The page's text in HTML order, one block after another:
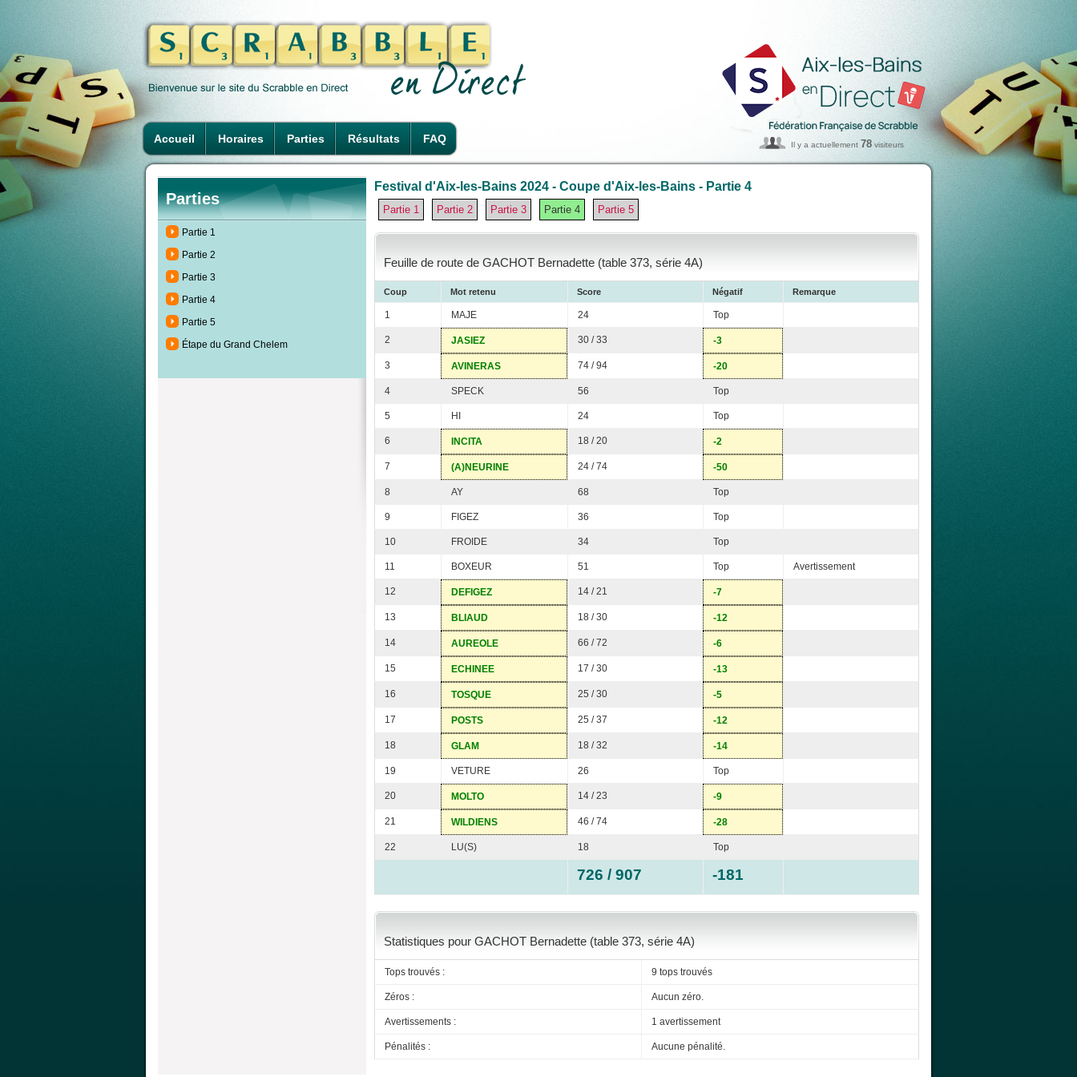
Accueil Horaires Parties Résultats FAQ Il y a actuellement 78 visiteurs
Parties
Partie 1
Partie 2
Partie 3
Partie 4
Partie 5
Étape du Grand Chelem
Festival d'Aix-les-Bains 2024 - Coupe d'Aix-les-Bains - Partie 4
Partie 1 Partie 2 Partie 3 Partie 4 Partie 5
Feuille de route de GACHOT Bernadette (table 373, série 4A)
Coup Mot retenu Score Négatif Remarque
1 MAJE 24 Top
2 JASIEZ 30 / 33 -3
3 AVINERAS 74 / 94 -20
4 SPECK 56 Top
5 HI 24 Top
6 INCITA 18 / 20 -2
7 (A)NEURINE 24 / 74 -50
8 AY 68 Top
9 FIGEZ 36 Top
10 FROIDE 34 Top
11 BOXEUR 51 Top Avertissement
12 DEFIGEZ 14 / 21 -7
13 BLIAUD 18 / 30 -12
14 AUREOLE 66 / 72 -6
15 ECHINEE 17 / 30 -13
16 TOSQUE 25 / 30 -5
17 POSTS 25 / 37 -12
18 GLAM 18 / 32 -14
19 VETURE 26 Top
20 MOLTO 14 / 23 -9
21 WILDIENS 46 / 74 -28
22 LU(S) 18 Top
726 / 907 -181
Statistiques pour GACHOT Bernadette (table 373, série 4A)
Tops trouvés : 9 tops trouvés
Zéros : Aucun zéro.
Avertissements : 1 avertissement
Pénalités : Aucune pénalité.